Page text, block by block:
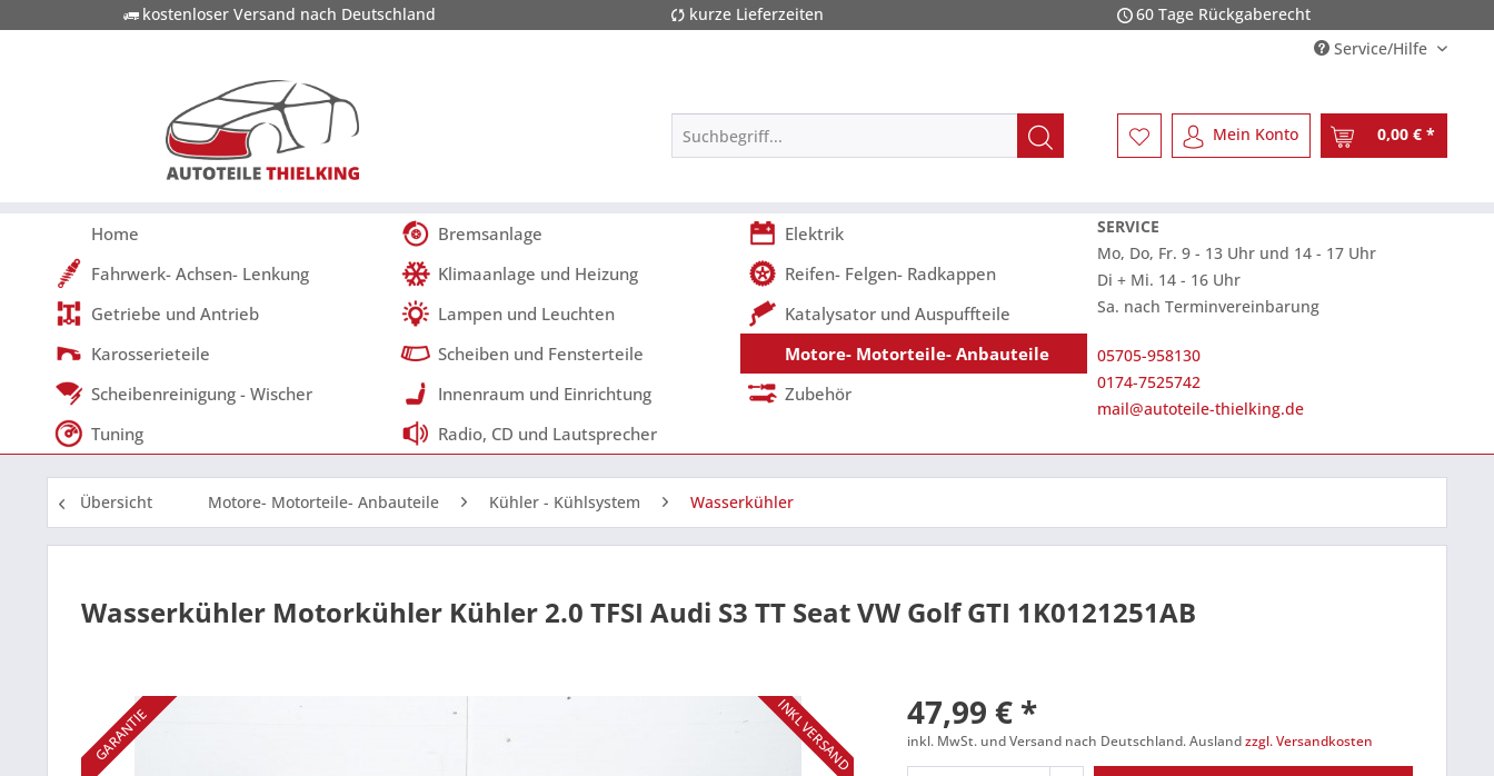
kostenloser Versand nach Deutschland kurze Lieferzeiten
60 Tage Rückgaberecht
Service/Hilfe
Mein Konto 0,00 € *
Home Bremsanlage
Elektrik
Fahrwerk- Achsen- Lenkung
Klimaanlage und Heizung
Reifen- Felgen- Radkappen
Getriebe und Antrieb
Lampen und Leuchten
Katalysator und Auspuffteile
Karosserieteile
Scheiben und Fensterteile
Motore- Motorteile- Anbauteile
Scheibenreinigung - Wischer
Innenraum und Einrichtung
Zubehör
Tuning
Radio, CD und Lautsprecher
SERVICE
Mo, Do, Fr. 9 - 13 Uhr und 14 - 17 Uhr
Di + Mi. 14 - 16 Uhr
Sa. nach Terminvereinbarung
05705-958130
0174-7525742
mail@autoteile-thielking.de
Übersicht Motore- Motorteile- Anbauteile Kühler - Kühlsystem Wasserkühler
Wasserkühler Motorkühler Kühler 2.0 TFSI Audi S3 TT Seat VW Golf GTI 1K0121251AB
GARANTIE INKL VERSAND 47,99 € *
inkl. MwSt. und Versand nach Deutschland. Auslandzzgl. Versandkosten